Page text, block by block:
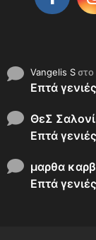
Vangelis Sστο
Επτά
ΘεΣ
Επτά
μαρθα
Επτά